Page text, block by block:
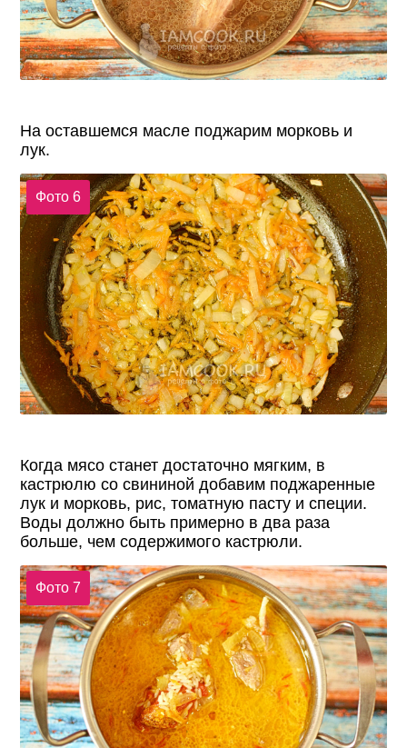
На оставшемся масле поджарим морковь и
лук.
Фото 6
Когда мясо станет достаточно мягким, в
кастрюлю со свининой добавим поджаренные
лук и морковь, рис, томатную пасту и специи.
Воды должно быть примерно в два раза
больше, чем содержимого кастрюли.
Фото 7